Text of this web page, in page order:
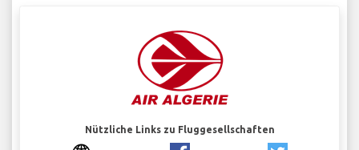
Nützliche Links zu Fluggesellschaften